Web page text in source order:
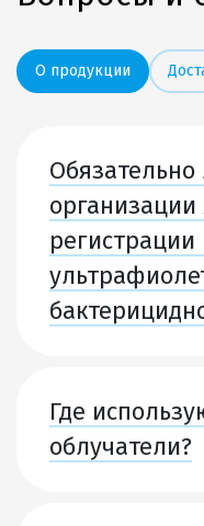
О продукции
регистрации
Где
облучатели?